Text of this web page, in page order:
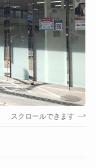
スクロールできます